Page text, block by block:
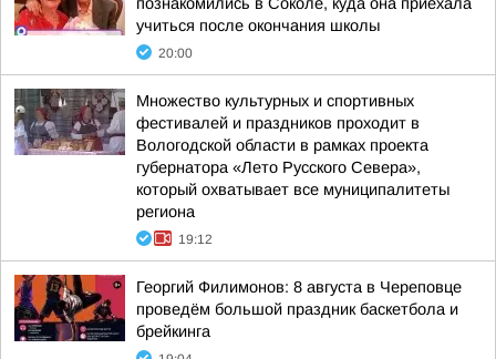
учиться после окончания школы
20:00
Множество культурных и спортивных
фестивалей и праздников проходит в
Вологодской области в рамках проекта
губернатора «Лето Русского Севера»,
который охватывает все муниципалитеты
региона
19:12
Георгий Филимонов: 8 августа в Череповце
проведём большой праздник баскетбола и
брейкинга